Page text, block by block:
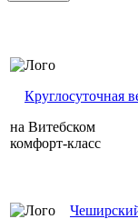
Круглосуточная
на Витебском
комфорт-класс